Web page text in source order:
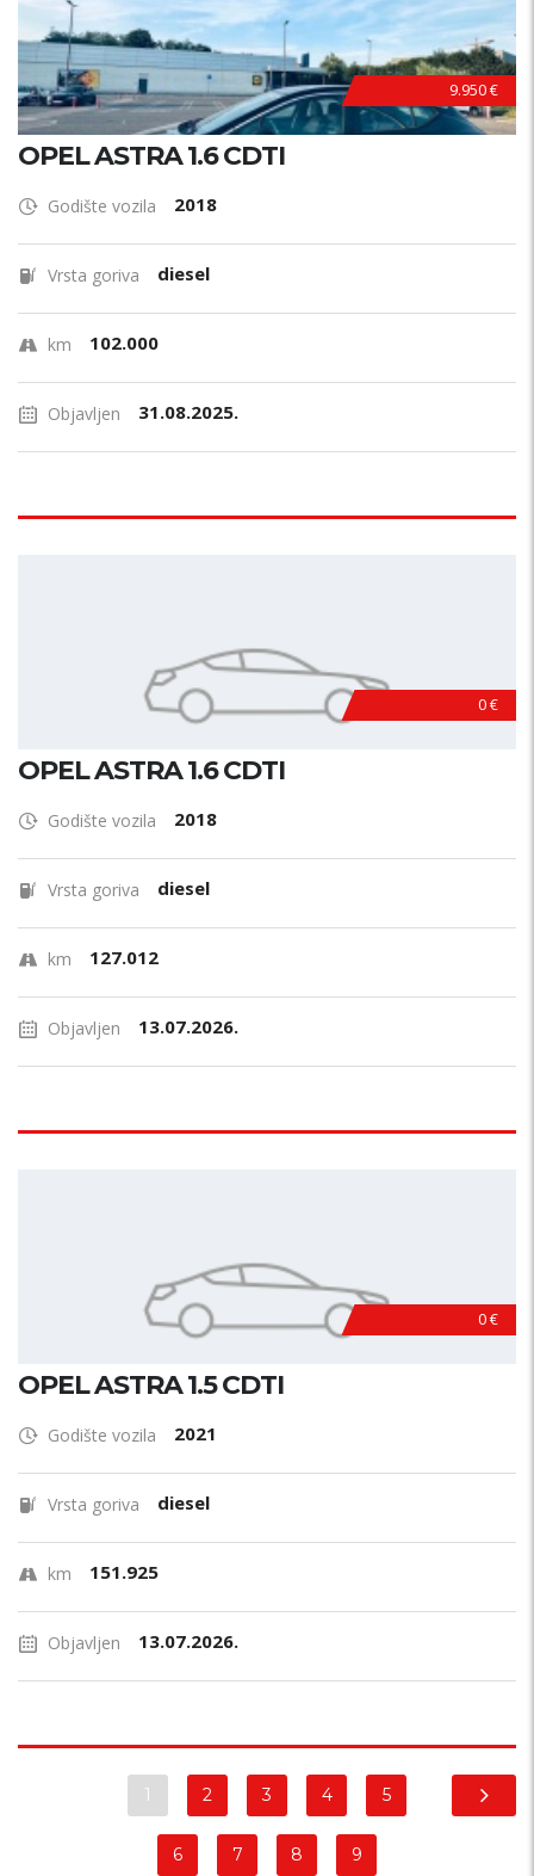
9.950 €
OPEL ASTRA 1.6 CDTI
Godište vozila 2018
Vrsta goriva diesel
km 102.000
Objavljen 31.08.2025.
0 €
OPEL ASTRA 1.6 CDTI
Godište vozila 2018
Vrsta goriva diesel
km 127.012
Objavljen 13.07.2026.
0 €
OPEL ASTRA 1.5 CDTI
Godište vozila 2021
Vrsta goriva diesel
km 151.925
Objavljen 13.07.2026.
1 2 3 4 5
6 7 8 9